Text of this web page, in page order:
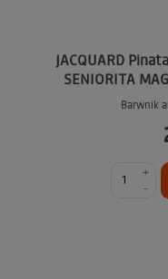
JACQUARD
SENIORITA
Barwnik
-
+